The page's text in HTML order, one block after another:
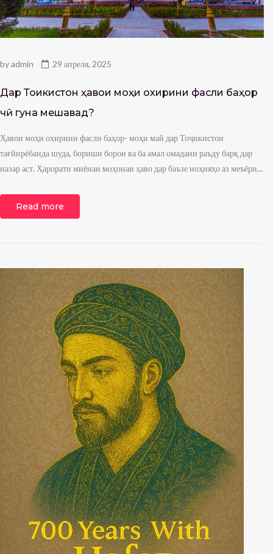
byadmin 29 апреля, 2025
Дар Тоҷикистон ҳавои моҳи охирини фасли баҳор
чӣ гуна мешавад?
Ҳавои моҳи охирини фасли баҳор- моҳи май дар Тоҷикистон
тағйирёбанда шуда, бориши борон ва ба амал омадани раъду барқ дар
назар аст. Ҳарорати миёнаи моҳонаи ҳаво дар баъзе ноҳияҳо аз меъёри...
Read more